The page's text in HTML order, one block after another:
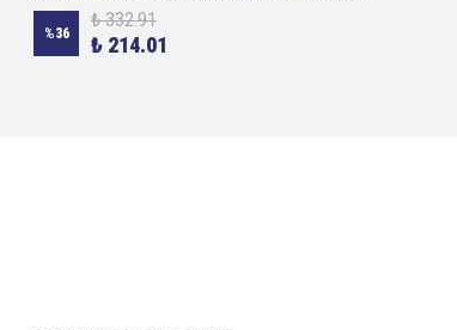
%36
₺ 332.91
₺ 214.01